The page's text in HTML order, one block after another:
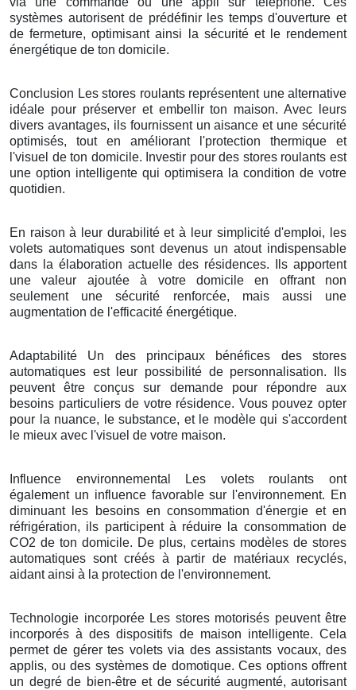
systèmes autorisent de prédéfinir les temps d'ouverture et
de fermeture, optimisant ainsi la sécurité et le rendement
énergétique de ton domicile.
Conclusion Les stores roulants représentent une alternative
idéale pour préserver et embellir ton maison. Avec leurs
divers avantages, ils fournissent un aisance et une sécurité
optimisés, tout en améliorant l'protection thermique et
l'visuel de ton domicile. Investir pour des stores roulants est
une option intelligente qui optimisera la condition de votre
quotidien.
En raison à leur durabilité et à leur simplicité d'emploi, les
volets automatiques sont devenus un atout indispensable
dans la élaboration actuelle des résidences. Ils apportent
une valeur ajoutée à votre domicile en offrant non
seulement une sécurité renforcée, mais aussi une
augmentation de l'efficacité énergétique.
Adaptabilité Un des principaux bénéfices des stores
automatiques est leur possibilité de personnalisation. Ils
peuvent être conçus sur demande pour répondre aux
besoins particuliers de votre résidence. Vous pouvez opter
pour la nuance, le substance, et le modèle qui s'accordent
le mieux avec l'visuel de votre maison.
Influence environnemental Les volets roulants ont
également un influence favorable sur l'environnement. En
diminuant les besoins en consommation d'énergie et en
réfrigération, ils participent à réduire la consommation de
CO2 de ton domicile. De plus, certains modèles de stores
automatiques sont créés à partir de matériaux recyclés,
aidant ainsi à la protection de l'environnement.
Technologie incorporée Les stores motorisés peuvent être
incorporés à des dispositifs de maison intelligente. Cela
permet de gérer tes volets via des assistants vocaux, des
applis, ou des systèmes de domotique. Ces options offrent
un degré de bien-être et de sécurité augmenté, autorisant